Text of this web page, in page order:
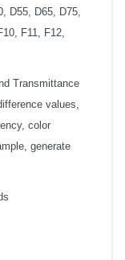
D55, D65, D75,
F11, F12,
Transmittance
values,
color
generate